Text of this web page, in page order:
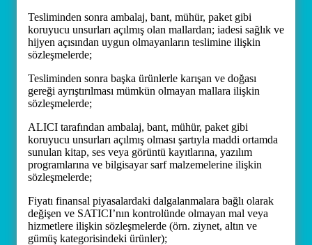
Tesliminden sonra ambalaj, bant, mühür, paket gibi
koruyucu unsurları açılmış olan mallardan; iadesi sağlık ve
hijyen açısından uygun olmayanların teslimine ilişkin
sözleşmelerde;
Tesliminden sonra başka ürünlerle karışan ve doğası
gereği ayrıştırılması mümkün olmayan mallara ilişkin
sözleşmelerde;
ALICI tarafından ambalaj, bant, mühür, paket gibi
koruyucu unsurları açılmış olması şartıyla maddi ortamda
sunulan kitap, ses veya görüntü kayıtlarına, yazılım
programlarına ve bilgisayar sarf malzemelerine ilişkin
sözleşmelerde;
Fiyatı finansal piyasalardaki dalgalanmalara bağlı olarak
değişen ve SATICI’nın kontrolünde olmayan mal veya
hizmetlere ilişkin sözleşmelerde (örn. ziynet, altın ve
gümüş kategorisindeki ürünler);